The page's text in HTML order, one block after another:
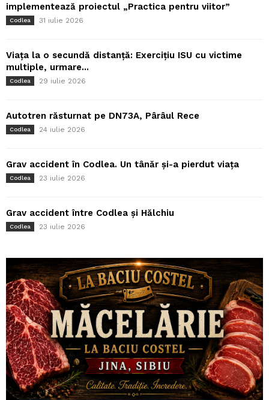
implementează proiectul „Practica pentru viitor”
Codlea 31 iulie 2026
Viața la o secundă distanță: Exercițiu ISU cu victime
multiple, urmare...
Codlea 29 iulie 2026
Autotren răsturnat pe DN73A, Pârâul Rece
Codlea 24 iulie 2026
Grav accident în Codlea. Un tânăr și-a pierdut viața
Codlea 23 iulie 2026
Grav accident între Codlea și Hălchiu
Codlea 23 iulie 2026